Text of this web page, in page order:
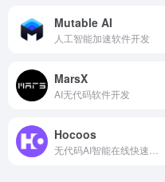
Mutable AI
人工智能加速软件开发
MarsX
AI无代码软件开发
Hocoos